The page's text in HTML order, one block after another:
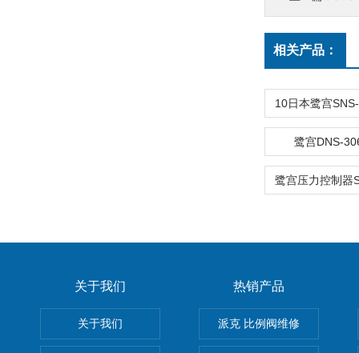
相关产品：
鹭宫DNS-
关于我们
关于我们
热销产品
派克 比例阀维修